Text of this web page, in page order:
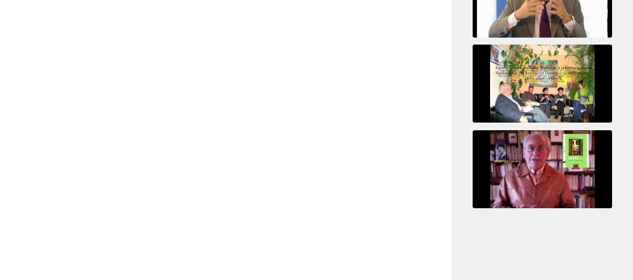
Revisitant le corps familial